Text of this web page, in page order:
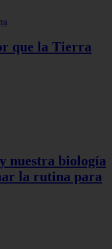
que la Tierra
nuestra biología
la rutina para